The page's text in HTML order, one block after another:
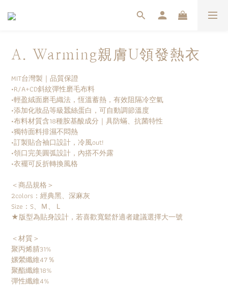
A. Warming親膚U領發熱衣
MIT台灣製｜品質保證
•R/A+CD斜紋彈性磨毛布料
•輕盈絨面磨毛織法，恆溫蓄熱，有效阻隔冷空氣
•添加化妝品等級蠶絲蛋白，可自動調節溫度
•布料材質含18種胺基酸成分｜具防蟎、抗菌特性
•獨特面料排濕不悶熱
•訂製貼合袖口設計，冷風out!
•領口完美圓弧設計，內搭不外露
•衣襬可反折轉換風格
＜商品規格＞
2colors：經典黑、深麻灰
Size：S、Ｍ、Ｌ
★版型為貼身設計，若喜歡寬鬆舒適者建議選擇大一號
＜材質＞
聚丙烯腈31%
嫘縈纖維47％
聚酯纖維18%
彈性纖維4%